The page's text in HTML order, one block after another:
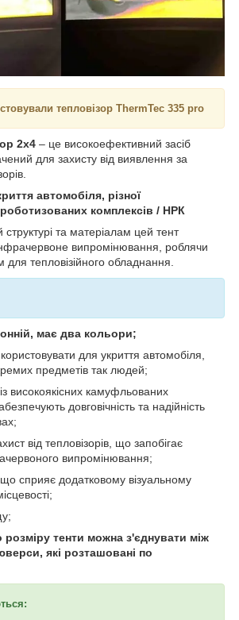
тепловізор ThermTec 335 pro
2х4 – це високоефективний засіб
для захисту від виявлення за
автомобіля, різної
комплексів / НРК
структурі та матеріалам цей тент
випромінювання, роблячи
тепловізійного обладнання.
має два кольори;
для укриття автомобіля,
предметів так людей;
високоякісних камуфльованих
довговічність та надійність
від тепловізорів, що запобігає
випромінювання;
сприяє додатковому візуальному
тенти можна з'єднувати між
які розташовані по